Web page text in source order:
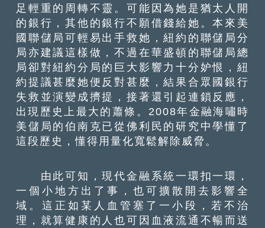
足輕重的周轉不靈。可能因為她是猶太人開
的銀行，其他的銀行不願借錢給她。本來美
國聯儲局可輕易出手救她，紐約的聯儲局分
局亦建議這樣做，不過在華盛頓的聯儲局總
局卻對紐約分局的巨大影響力十分妒恨，紐
約提議甚麼她便反對甚麼，結果合眾國銀行
失救並演變成擠提，接著還引起連鎖反應，
出現歷史上最大的蕭條。2008年金融海嘯時
美儲局的伯南克已從佛利民的研究中學懂了
這段歷史，懂得用量化寬鬆解除威脅。
由此可知，現代金融系統一環扣一環，
一個小地方出了事，也可擴散開去影響全
域。這正如某人血管塞了一小段，若不治
理，就算健康的人也可因血液流通不暢而送